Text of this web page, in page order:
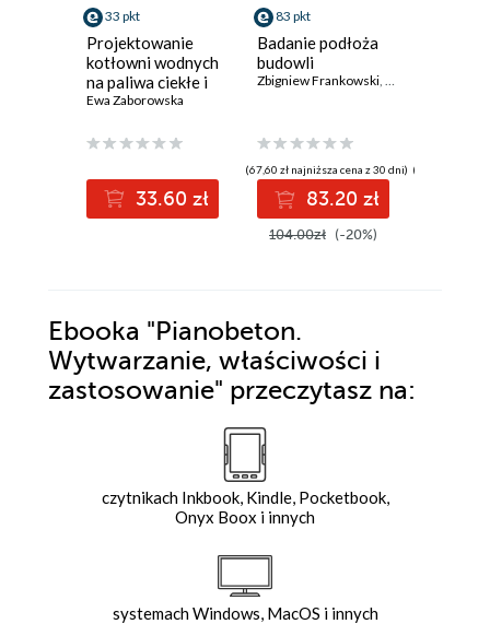
33 pkt
Projektowanie
kotłowni wodnych
na paliwa ciekłe i
gazowe
Ewa Zaborowska
33.60 zł
83 pkt
Badanie podłoża
budowli
Zbigniew Frankowski, Tomasz
(67,60 zł najniższa cena z 30 dni)
83.20 zł
104.00zł (-20%)
(119,00 zł
Ebooka "Pianobeton.
Wytwarzanie, właściwości i
zastosowanie" przeczytasz na:
czytnikach Inkbook, Kindle, Pocketbook,
Onyx Boox i innych
systemach Windows, MacOS i innych